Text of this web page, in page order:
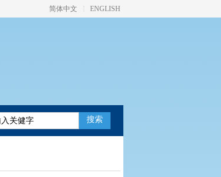
ENGLISH
简体中文
搜索